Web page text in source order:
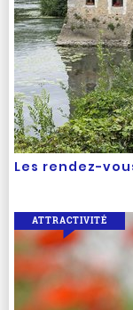
Les rendez-
ATTRACTIVITÉ